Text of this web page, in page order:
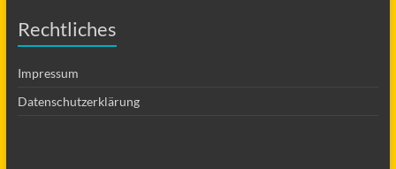
Rechtliches
Impressum
Datenschutzerklärung